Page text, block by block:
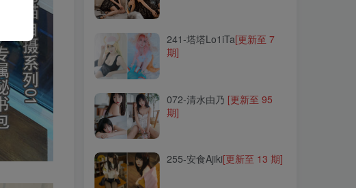
255-安食Ajiki
241-塔塔Lo1iTa[更新至 7
期]
072-清水由乃 [更新至 95
期]
255-安食Ajiki[更新至 13 期]